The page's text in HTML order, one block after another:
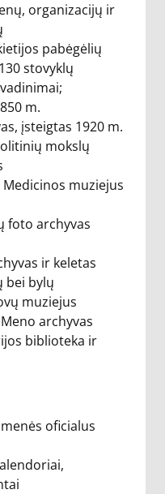
organizacijų ir
pabėgėlių
stovyklų
m.
įsteigtas 1920 m.
mokslų
muziejus
foto archyvas
ir keletas
bei bylų
muziejus
archyvas
biblioteka ir
oficialus